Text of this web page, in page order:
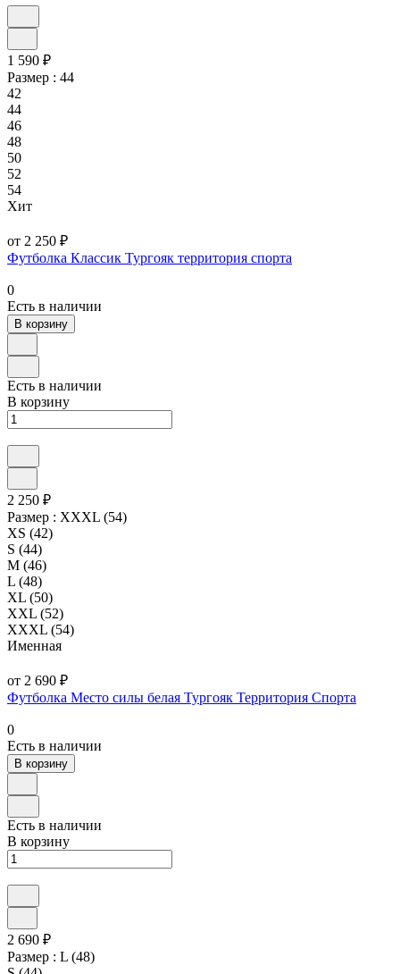
1 590 ₽
Размер : 44
42
44
46
48
50
52
54
Хит
от 2 250 ₽
Футболка Классик Тургояк территория спорта
0
Есть в наличии
В корзину
Есть в наличии
В корзину
2 250 ₽
Размер : XXXL (54)
XS (42)
S (44)
M (46)
L (48)
XL (50)
XXL (52)
XXXL (54)
Именная
от 2 690 ₽
Футболка Место силы белая Тургояк Территория Спорта
0
Есть в наличии
В корзину
Есть в наличии
В корзину
2 690 ₽
Размер : L (48)